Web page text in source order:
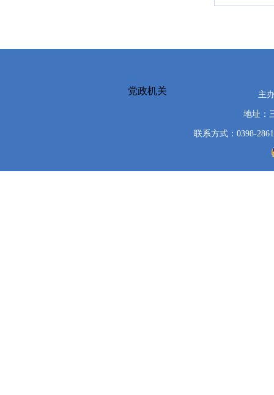
党政机关 主
地址：
联系方式：0398-